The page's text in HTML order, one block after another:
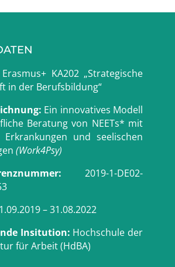
Erasmus+ KA202 „Strategische
in der Berufsbildung“
Ein innovatives Modell
Beratung von NEETs* mit
Erkrankungen und seelischen
(Work4Psy)
2019-1-DE02-
– 31.08.2022
Insitution: Hochschule der
für Arbeit (HdBA)